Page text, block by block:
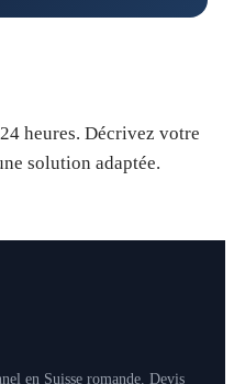
heures. Décrivez votre
solution adaptée.
en Suisse romande. Devis